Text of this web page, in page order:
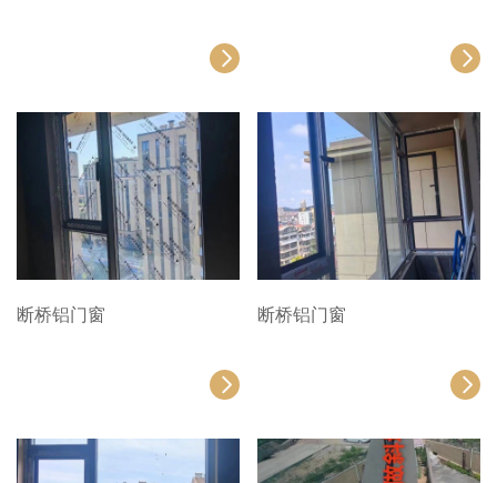
断桥铝门窗 断桥铝门窗